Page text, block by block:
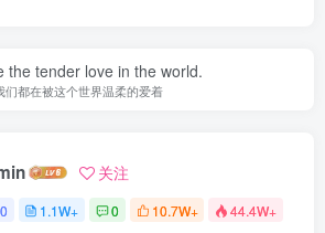
the tender love in the world.
们都在被这个世界温柔的爱着
关注
0 1.1W+ 0 10.7W+ 44.4W+